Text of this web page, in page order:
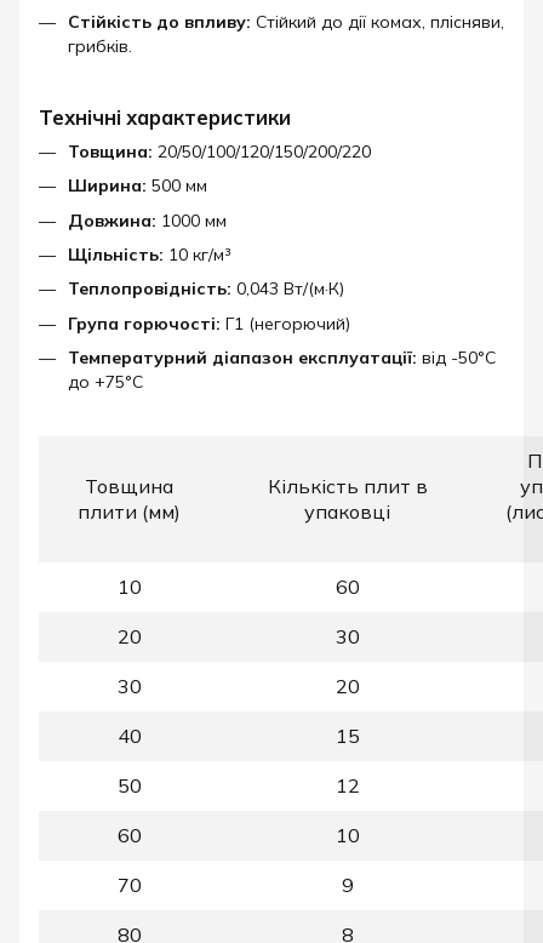
Стійкість до впливу: Стійкий до дії комах, плісняви,
грибків.​
Технічні характеристики
Товщина: 20/50/100/120/150/200/220
Ширина: 500 мм
Довжина: 1000 мм
Щільність: 10 кг/м³
Теплопровідність: 0,043 Вт/(м·К)
Група горючості: Г1 (негорючий)
Температурний діапазон експлуатації: від -50°C
до +75°C​
Товщина
плити (мм)
Кількість плит в
упаковці
10 60
20 30
30 20
40 15
50 12
60 10
70 9
80 8